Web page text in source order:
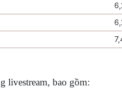
livestream, bao gồm: